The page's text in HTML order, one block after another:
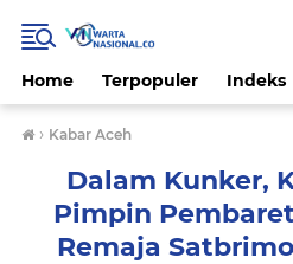
Home Terpopuler Indeks
› Kabar Aceh
Dalam Kunker,
Pimpin
Remaja